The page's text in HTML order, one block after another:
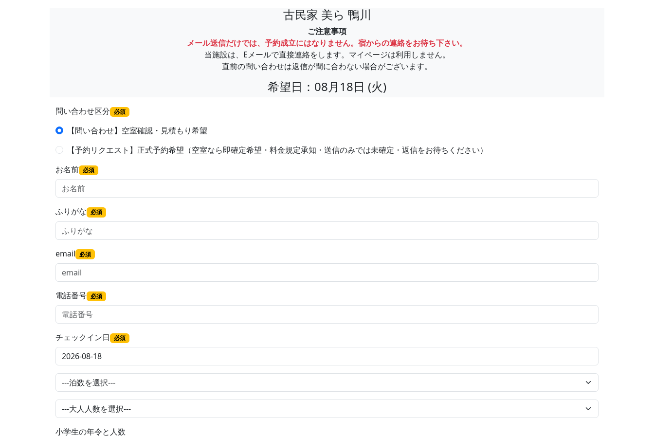
古民家 美ら 鴨川
ご注意事項
メール送信だけでは、予約成立にはなりません。宿からの連絡をお待ち下さい。
当施設は、Eメールで直接連絡をします。マイページは利用しません。
直前の問い合わせは返信が間に合わない場合がございます。
希望日：08月18日 (火)
問い合わせ区分 必須
【問い合わせ】空室確認・見積もり希望
【予約リクエスト】正式予約希望（空室なら即確定希望・料金規定承知・送信のみでは未確定・返信をお待ちください）
お名前 必須
ふりがな 必須
email 必須
電話番号 必須
チェックイン日 必須
小学生の年令と人数